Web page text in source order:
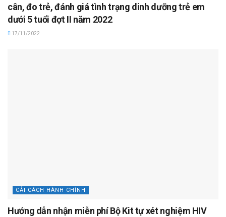
cân, đo trẻ, đánh giá tình trạng dinh dưỡng trẻ em
dưới 5 tuổi đợt II năm 2022
17/11/2022
CẢI CÁCH HÀNH CHÍNH
Hướng dẫn nhận miễn phí Bộ Kit tự xét nghiệm HIV